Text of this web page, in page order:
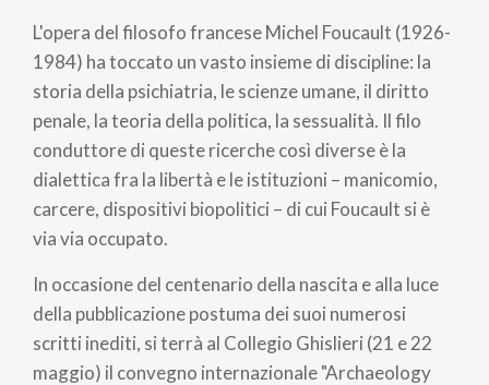
di
pane
L'opera del filosofo francese Michel Foucault (1926-
1984) ha toccato un vasto insieme di discipline: la
storia della psichiatria, le scienze umane, il diritto
penale, la teoria della politica, la sessualità. Il filo
conduttore di queste ricerche così diverse è la
dialettica fra la libertà e le istituzioni – manicomio,
carcere, dispositivi biopolitici – di cui Foucault si è
via via occupato.
In occasione del centenario della nascita e alla luce
della pubblicazione postuma dei suoi numerosi
scritti inediti, si terrà al Collegio Ghislieri (21 e 22
maggio) il convegno internazionale "Archaeology